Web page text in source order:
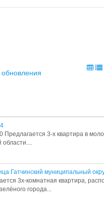
Предлагается 3-х квартира в
области....
Гатчинский муниципальный
3х-комнатная квартиpа,
города...